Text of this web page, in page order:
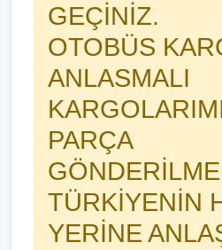
GEÇİNİZ.
OTOBÜS
ANLASMALI
PARÇA
TÜRKİYENİN
YERİNE